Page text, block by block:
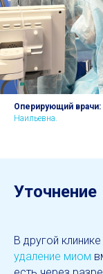
Оперирующий врачи:
Наильевна.
Уточнение
В другой
удаление миом